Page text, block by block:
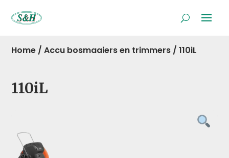
Home /Accu bosmaaiers en trimmers /110iL
110iL